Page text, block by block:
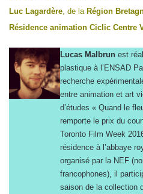
Luc Lagardère , de la Région
Résidence animation Ciclic Centre
Lucas Malbrun est
plastique à l’ENSAD
recherche
entre animation et art
d’études « Quand le
remporte le prix du
Toronto Film Week
résidence à l’abbaye
organisé par la NEF
francophones), il
saison de la collection